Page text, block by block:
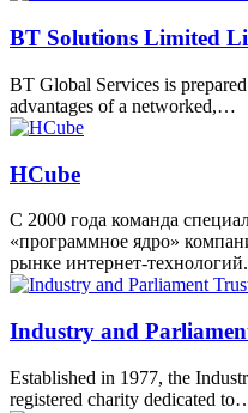
BT Solutions Limited
BT Global Services is
advantages of a networked,…
HCube
С 2000 года команда
«программное ядро»
рынке интернет-
Industry and
Established in 1977, the
registered charity dedicated